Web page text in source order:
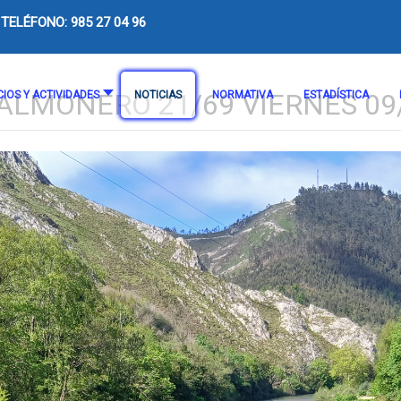
TELÉFONO: 985 27 04 96
Y ACTIVIDADES NOTICIAS NORMATIVA ESTADÍSTICA
21/69 VIERNES